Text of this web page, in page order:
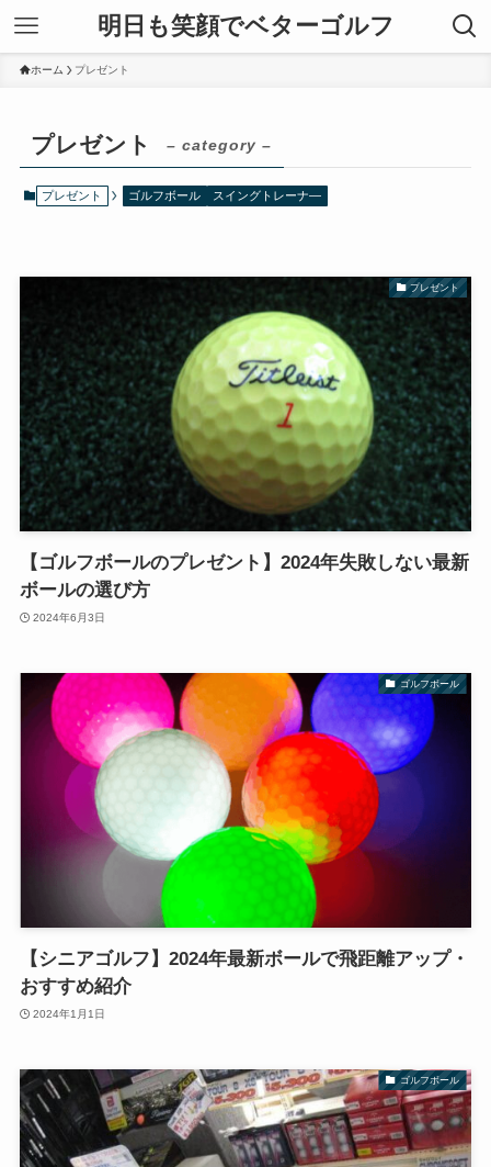
明日も笑顔でベターゴルフ
ホーム プレゼント
プレゼント – category –
プレゼント ゴルフボール スイングトレーナ―
プレゼント
【ゴルフボールのプレゼント】2024年失敗しない最新
ボールの選び方
2024年6月3日
ゴルフボール
【シニアゴルフ】2024年最新ボールで飛距離アップ・
おすすめ紹介
2024年1月1日
ゴルフボール